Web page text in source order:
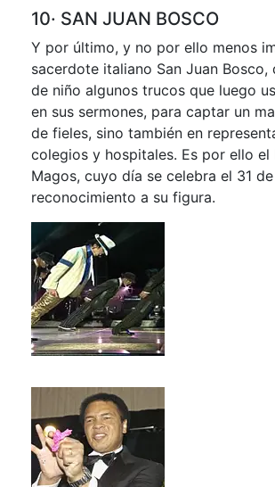
10· SAN JUAN BOSCO
Y por último, y no por ello menos
sacerdote italiano San Juan Bosco,
de niño algunos trucos que luego
en sus sermones, para captar un
de fieles, sino también en
colegios y hospitales. Es por ello el
Magos, cuyo día se celebra el 31
reconocimiento a su figura.